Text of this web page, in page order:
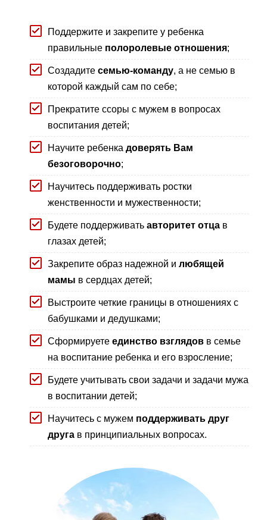
Поддержите и закрепите у ребенка
правильные полоролевые отношения;
Создадите семью-команду, а не семью в
которой каждый сам по себе;
Прекратите ссоры с мужем в вопросах
воспитания детей;
Научите ребенка доверять Вам
безоговорочно;
Научитесь поддерживать ростки
женственности и мужественности;
Будете поддерживать авторитет отцав
глазах детей;
Закрепите образ надежной и любящей
мамы в сердцах детей;
Выстроите четкие границы в отношениях с
бабушками и дедушками;
Сформируете единство взглядовв семье
на воспитание ребенка и его взросление;
Будете учитывать свои задачи и задачи мужа
в воспитании детей;
Научитесь с мужем поддерживать друг
другав принципиальных вопросах.